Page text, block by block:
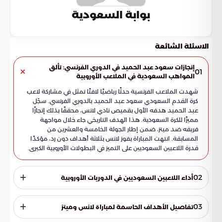
بوابة السعودية
الاسئلة الشائعة
01إنجازات سعود عبد الحميد في الدوري الفرنسي: تألق
المواهب السعودية في الملاعب الأوروبية
شهدت الملاعب الفرنسية حدثًا رياضيًا لافتًا تمثل في مشاركة لاعب
كرة القدم السعودي سعود عبد الحميد بالدوري الفرنسي. سجّل
عبد الحميد هدفه الأول بقميص نادي لانس، محققًا بذلك إنجازًا
مميزًا للكرة السعودية. هذا الهدف التاريخي جاء خلال مواجهة
فريقه ضد ميتز، ضمن إطار الجولة الخامسة والعشرين من
المسابقة. انتهت المباراة بفوز لانس بثلاثة أهداف دون رد، مؤكدًا
قدرة اللاعبين السعوديين على التميز في البطولات الأوروبية الكبرى.
02أداء اللاعبين السعوديين في الدوريات الأوروبية
يسلط أداء سعود عبد الحميد في الملاعب الأوروبية الضوء على
إمكانات اللاعبين السعوديين الواعدة. يمثل الهدف الذي أحرزه لحظة
مفصلية في مسيرته الكروية. هذه الخطوة تفتح آفاقًا جديدة أمام
03تفاصيل الأهداف الحاسمة لمباراة لانس وميتز